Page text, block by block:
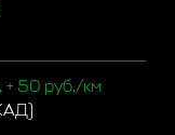
+ 50 руб./км